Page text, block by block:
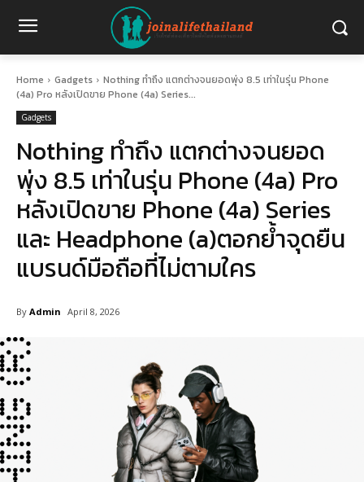
Home Gadgets
Nothing ทำถึง แตกต่างจนยอดพุ่ง 8.5 เท่าในรุ่น Phone
(4a) Pro หลังเปิดขาย Phone (4a) Series...
Gadgets
Nothing ทำถึง แตกต่างจนยอด
พุ่ง 8.5 เท่าในรุ่น Phone (4a) Pro
หลังเปิดขาย Phone (4a) Series
และ Headphone (a)ตอกย้ำจุดยืน
แบรนด์มือถือที่ไม่ตามใคร
By Admin April 8, 2026